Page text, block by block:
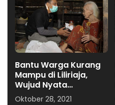
Bantu Warga Kurang
Mampu di Liliriaja,
Wujud Nyata
Kepedulian Supriansa
Oktober 28, 2021